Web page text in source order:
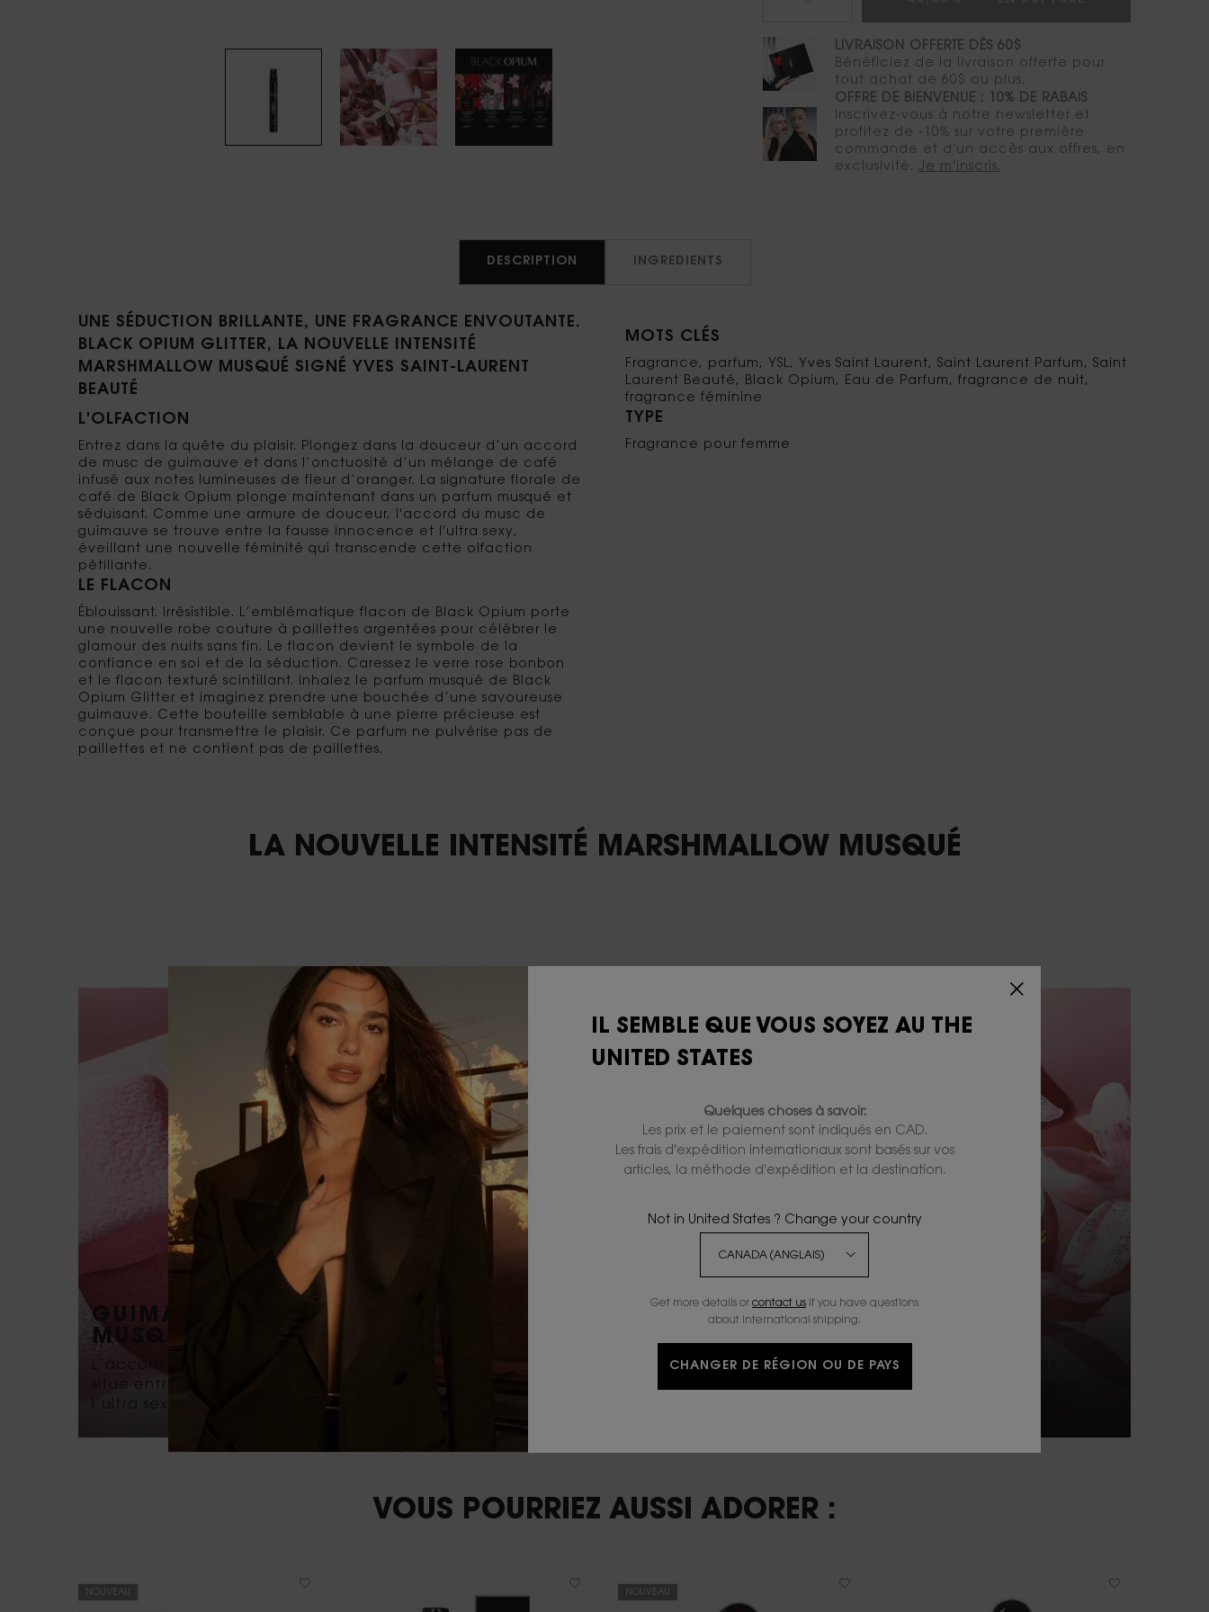
LIVRAISON OFFERTE DÈS 60$
Bénéficiez de la livraison offerte pour
tout achat de 60$ ou plus.
OFFRE DE BIENVENUE : 10% DE RABAIS
Inscrivez-vous à notre newsletter et
profitez de -10% sur votre première
commande et d'un accès aux offres, en
exclusivité. Je m'inscris.
DESCRIPTION INGREDIENTS
UNE SÉDUCTION BRILLANTE, UNE FRAGRANCE ENVOUTANTE.
BLACK OPIUM GLITTER, LA NOUVELLE INTENSITÉ
MARSHMALLOW MUSQUÉ SIGNÉ YVES SAINT-LAURENT
BEAUTÉ​
L'OLFACTION
Entrez dans la quête du plaisir. Plongez dans la douceur d’un accord
de musc de guimauve et dans l’onctuosité d’un mélange de café
infusé aux notes lumineuses de fleur d’oranger. La signature florale de
café de Black Opium plonge maintenant dans un parfum musqué et
séduisant. Comme une armure de douceur, l'accord du musc de
guimauve se trouve entre la fausse innocence et l'ultra sexy,
éveillant une nouvelle féminité qui transcende cette olfaction
pétillante.
LE FLACON
Éblouissant. Irrésistible. L’emblématique flacon de Black Opium porte
une nouvelle robe couture à paillettes argentées pour célébrer le
glamour des nuits sans fin. Le flacon devient le symbole de la
confiance en soi et de la séduction. Caressez le verre rose bonbon
et le flacon texturé scintillant. Inhalez le parfum musqué de Black
Opium Glitter et imaginez prendre une bouchée d’une savoureuse
guimauve. Cette bouteille semblable à une pierre précieuse est
conçue pour transmettre le plaisir. Ce parfum ne pulvérise pas de
paillettes et ne contient pas de paillettes.​
MOTS CLÉS
Fragrance, parfum, YSL, Yves Saint Laurent, Saint Laurent Parfum, Saint
Laurent Beauté, Black Opium, Eau de Parfum, fragrance de nuit,
fragrance féminine
TYPE
Fragrance pour femme
LA NOUVELLE INTENSITÉ MARSHMALLOW MUSQUÉ
GUIMAUVE MOELLEUX
MUSQUÉE
L’accord musqué de la guimauve se
situe entre la fausse innocence et
l’ultra sexy.
L’accord emblématique du café
électrise le cœur floral sensuel, lui
FLEURS BLANCHES
LUMINEUSES
Un bouquet de fleurs blanches
VOUS POURRIEZ AUSSI ADORER :
NOUVEAU NOUVEAU
IL SEMBLE QUE VOUS SOYEZ AU THE
UNITED STATES
Quelques choses à savoir:
Les prix et le paiement sont indiqués en CAD.
Les frais d'expédition internationaux sont basés sur vos
articles, la méthode d'expédition et la destination.
Not in United States ? Change your country
Get more details or contact us if you have questions
about international shipping.
CHANGER DE RÉGION OU DE PAYS